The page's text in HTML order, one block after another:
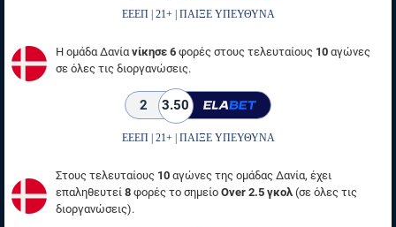
ΕΕΕΠ | 21+ | ΠΑΙΞΕ ΥΠΕΥΘΥΝΑ
Η ομάδα Δανίανίκησε 6 φορές στους τελευταίους 10 αγώνες
σε όλες τις διοργανώσεις.
2 3.50
ΕΕΕΠ | 21+ | ΠΑΙΞΕ ΥΠΕΥΘΥΝΑ
Στους τελευταίους 10 αγώνες της ομάδας Δανία, έχει
επαληθευτεί 8 φορές το σημείο Over 2.5 γκολ (σε όλες τις
διοργανώσεις).